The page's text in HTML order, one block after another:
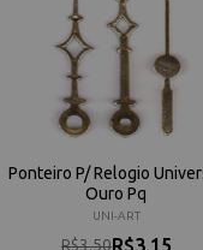
Ponteiro P/ Relogio
Ouro Pq
UNI-ART
R$3,50